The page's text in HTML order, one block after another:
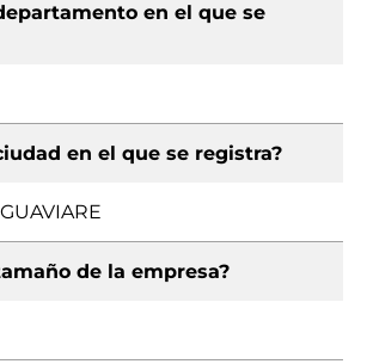
en el que se
en el que se registra?
de la empresa?